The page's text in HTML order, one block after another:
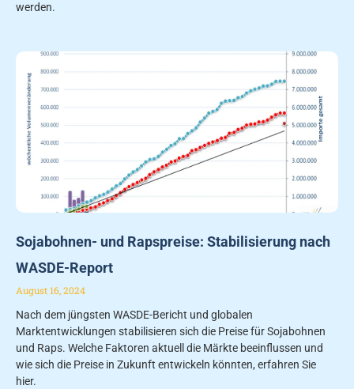
werden.
Sojabohnen- und Rapspreise: Stabilisierung nach
WASDE-Report
August 16, 2024
Nach dem jüngsten WASDE-Bericht und globalen
Marktentwicklungen stabilisieren sich die Preise für Sojabohnen
und Raps. Welche Faktoren aktuell die Märkte beeinflussen und
wie sich die Preise in Zukunft entwickeln könnten, erfahren Sie
hier.